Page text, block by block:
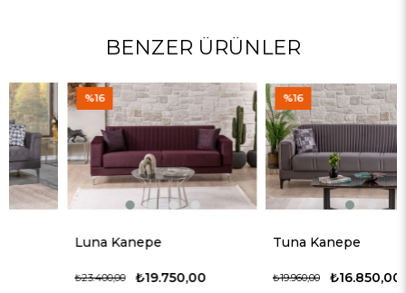
BENZER ÜRÜNLER
Luna Kanepe
₺19.750,00
%16
Tuna Kanepe
₺16.850,00
%16